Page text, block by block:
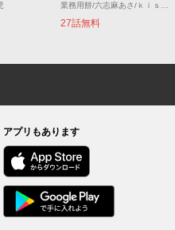
業務用餅/六志麻あさ/ｋｉｓｕｉ
27話無料
アプリもあります